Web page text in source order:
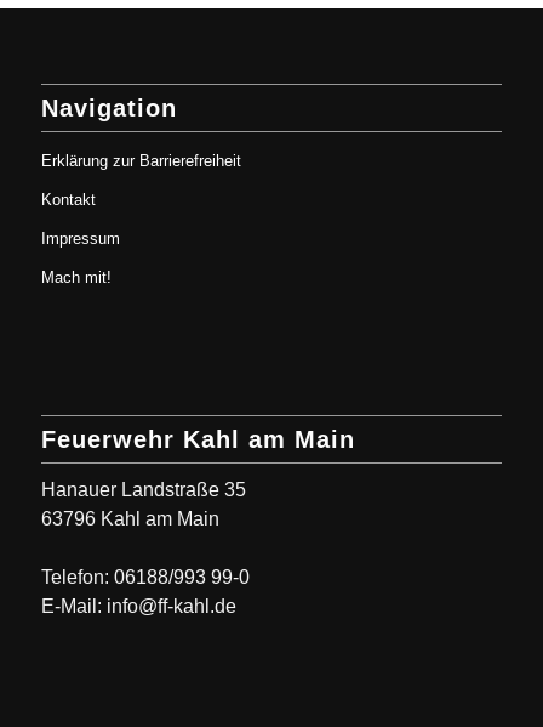
Navigation
Erklärung zur Barrierefreiheit
Kontakt
Impressum
Mach mit!
Feuerwehr Kahl am Main
Hanauer Landstraße 35
63796 Kahl am Main
Telefon: 06188/993 99-0
E-Mail: info@ff-kahl.de